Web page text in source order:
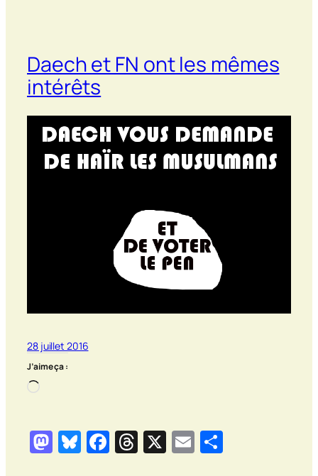
Daech et FN ont les mêmes
intérêts
28 juillet 2016
J’aime ça :
Mastodon
Bluesky
Facebook
Threads
X Email